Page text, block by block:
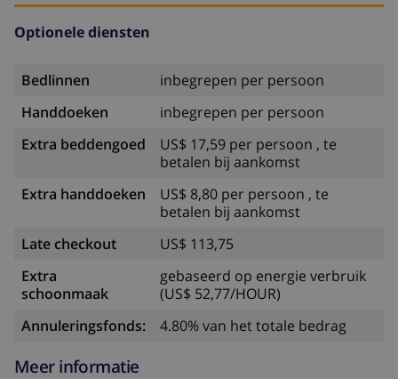
Optionele diensten
Bedlinnen
inbegrepen per persoon
Handdoeken
inbegrepen per persoon
Extra beddengoed
US$ 17,59 per persoon , te
betalen bij aankomst
Extra handdoeken
US$ 8,80 per persoon , te
betalen bij aankomst
Late checkout
US$ 113,75
Extra
schoonmaak
gebaseerd op energie verbruik
(US$ 52,77/HOUR)
Annuleringsfonds:
4.80% van het totale bedrag
Meer informatie